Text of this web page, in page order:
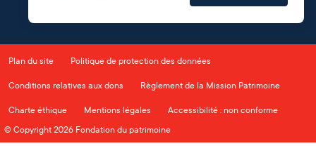
Plan du site Politique de protection des données
Conditions relatives aux dons Règlement de la Mission Patrimoine
Charte éthique Mentions légales
Accessibilité : non conforme
© Copyright 2026 Fondation du patrimoine